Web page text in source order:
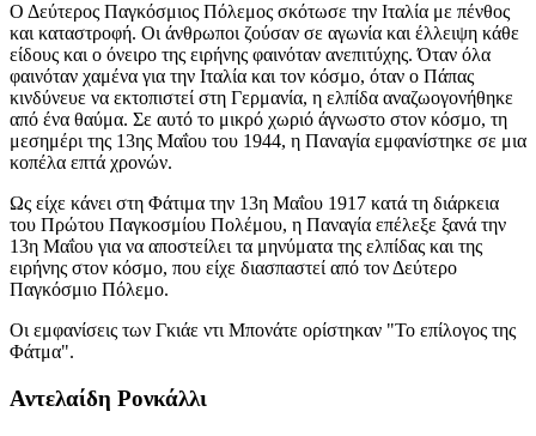
Ο Δεύτερος Παγκόσμιος Πόλεμος σκότωσε την Ιταλία με πένθος
και καταστροφή. Οι άνθρωποι ζούσαν σε αγωνία και έλλειψη κάθε
είδους και ο όνειρο της ειρήνης φαινόταν ανεπιτύχης. Όταν όλα
φαινόταν χαμένα για την Ιταλία και τον κόσμο, όταν ο Πάπας
κινδύνευε να εκτοπιστεί στη Γερμανία, η ελπίδα αναζωογονήθηκε
από ένα θαύμα. Σε αυτό το μικρό χωριό άγνωστο στον κόσμο, τη
μεσημέρι της 13ης Μαΐου του 1944, η Παναγία εμφανίστηκε σε μια
κοπέλα επτά χρονών.
Ως είχε κάνει στη Φάτιμα την 13η Μαΐου 1917 κατά τη διάρκεια
του Πρώτου Παγκοσμίου Πολέμου, η Παναγία επέλεξε ξανά την
13η Μαΐου για να αποστείλει τα μηνύματα της ελπίδας και της
ειρήνης στον κόσμο, που είχε διασπαστεί από τον Δεύτερο
Παγκόσμιο Πόλεμο.
Οι εμφανίσεις των Γκιάε ντι Μπονάτε ορίστηκαν "Το επίλογος της
Φάτμα".
Αντελαίδη Ρονκάλλι